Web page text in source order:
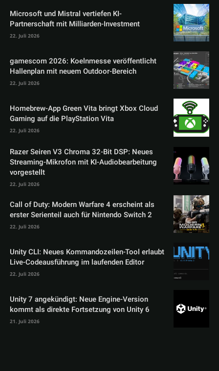
Microsoft und Mistral vertiefen KI-
Partnerschaft mit Milliarden-Investment
22. Juli 2026
gamescom 2026: Koelnmesse veröffentlicht
Hallenplan mit neuem Outdoor-Bereich
22. Juli 2026
Homebrew-App Green Vita bringt Xbox Cloud
Gaming auf die PlayStation Vita
22. Juli 2026
Razer Seiren V3 Chroma 32-Bit DSP: Neues
Streaming-Mikrofon mit KI-Audiobearbeitung
vorgestellt
22. Juli 2026
Call of Duty: Modern Warfare 4 erscheint als
erster Serienteil auch für Nintendo Switch 2
22. Juli 2026
Unity CLI: Neues Kommandozeilen-Tool erlaubt
Live-Codeausführung im laufenden Editor
22. Juli 2026
Unity 7 angekündigt: Neue Engine-Version
kommt als direkte Fortsetzung von Unity 6
21. Juli 2026